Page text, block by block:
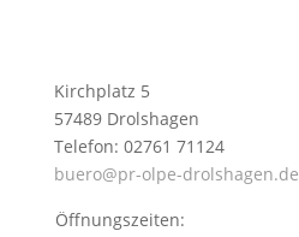
Kirchplatz 5
57489 Drolshagen
Telefon: 02761 71124
buero@pr-olpe-drolshagen.de
Öffnungszeiten: